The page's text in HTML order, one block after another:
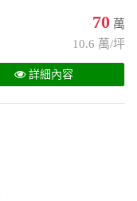
70 萬
10.6 萬/坪
詳細內容